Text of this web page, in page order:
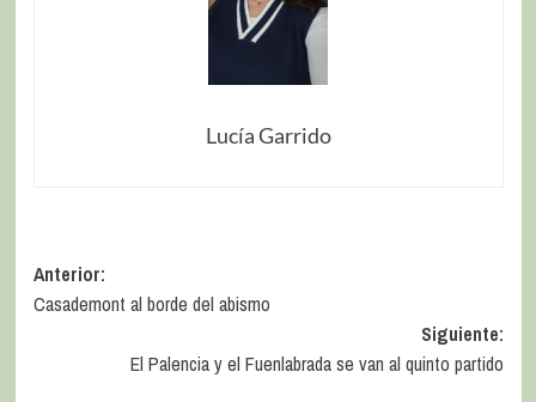
Lucía Garrido
Anterior:
Casademont al borde del abismo
Siguiente:
El Palencia y el Fuenlabrada se van al quinto partido